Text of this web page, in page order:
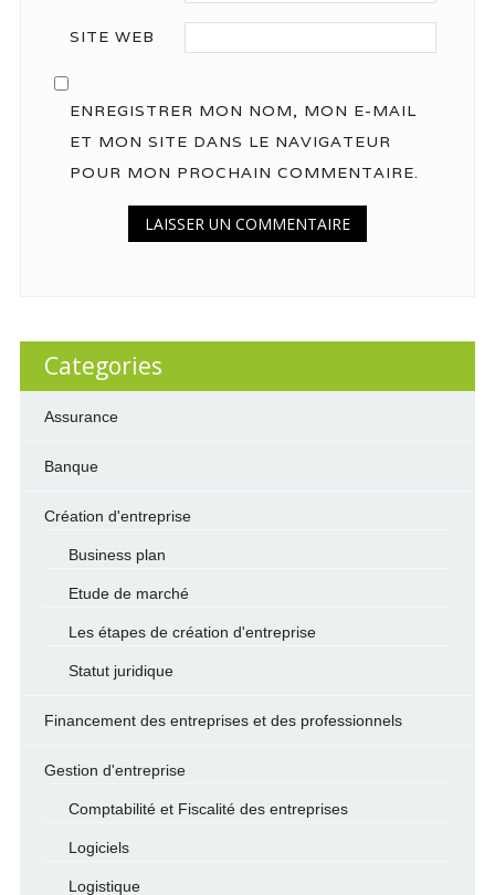
SITE WEB
ENREGISTRER MON NOM, MON E-MAIL
ET MON SITE DANS LE NAVIGATEUR
POUR MON PROCHAIN COMMENTAIRE.
Categories
Assurance
Banque
Création d'entreprise
Business plan
Etude de marché
Les étapes de création d'entreprise
Statut juridique
Financement des entreprises et des professionnels
Gestion d'entreprise
Comptabilité et Fiscalité des entreprises
Logiciels
Logistique